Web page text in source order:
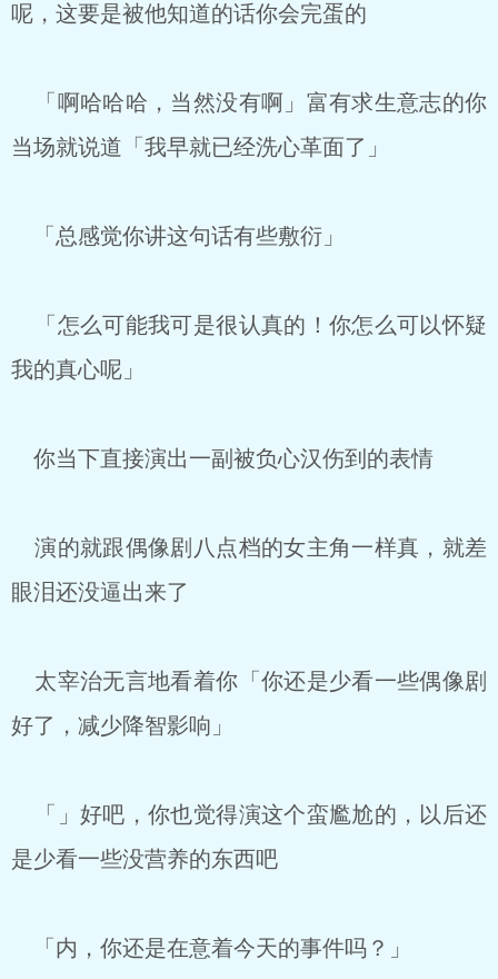
呢，这要是被他知道的话你会完蛋的
「啊哈哈哈，当然没有啊」富有求生意志的你
当场就说道「我早就已经洗心革面了」
「总感觉你讲这句话有些敷衍」
「怎么可能我可是很认真的！你怎么可以怀疑
我的真心呢」
你当下直接演出一副被负心汉伤到的表情
演的就跟偶像剧八点档的女主角一样真，就差
眼泪还没逼出来了
太宰治无言地看着你「你还是少看一些偶像剧
好了，减少降智影响」
「」好吧，你也觉得演这个蛮尷尬的，以后还
是少看一些没营养的东西吧
「内，你还是在意着今天的事件吗？」